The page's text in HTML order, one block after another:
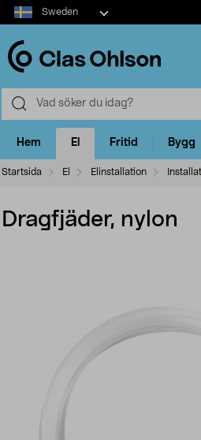
Select
market
Sweden
Hem El Fritid Bygg
Startsida El Elinstallation
Dragfjäder, nylon